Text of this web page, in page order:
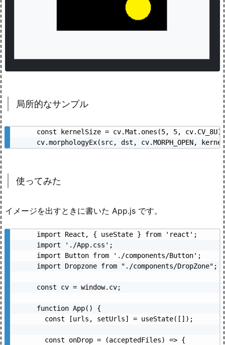
局所的なサンプル
const kernelSize = cv.Mat.ones(5, 5,
cv.morphologyEx(src, dst, cv.MORPH_OPEN,
使ってみた
イメージを出すときに書いた App.js です。
import React, { useState } from 'react';
import './App.css';
import Button from './components/Button';
import Dropzone from "./components/DropZone";
const cv = window.cv;
function App() {
  const [urls, setUrls] = useState([]);
  const onDrop = (acceptedFiles) => {